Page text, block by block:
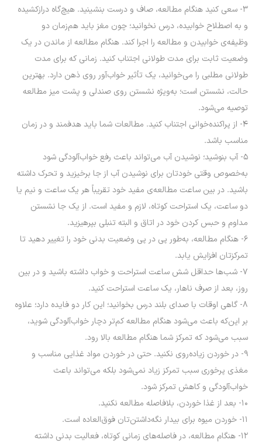
۳- سعی کنید هنگام مطالعه، صاف و درست بنشینید. هیچ‌گاه درازکشیده
و به اصطلاح خوابیده، درس نخوانید؛ چون مغز باید هم‌زمان دو
وظیفه‌ی خوابیدن و مطالعه را اجرا کند. هنگام مطالعه از ماندن در یک
وضعیت ثابت برای مدت طولانی اجتناب کنید. زمانی که برای مدت
طولانی مطلبی را می‌خوانید، یک تأثیر خواب‌آور روی ذهن دارد. بهترین
حالت، نشستن است؛ به‌ویژه نشستن روی صندلی و پشت میز مطالعه
توصیه می‌شود.
۴- از پراکنده‌خوانى اجتناب کنید. مطالعات شما باید هدفمند و در زمان
مناسب باشد.
۵- آب بنوشید؛ نوشیدن آب می‌تواند باعث رفع خواب‌آلودگی شود
به‌خصوص وقتی خودتان برای نوشیدن آب از جا برخیزید و تحرک داشته
باشید. در بین ساعت مطالعه‌ی مفید خود تقریباً هر یک ساعت و نیم یا
دو ساعت، یک استراحت کوتاه، لازم و مفید است. از یک جا نشستن
مداوم و حبس کردن خود در اتاق و البته تنبلی بپرهیزید.
۶- هنگام مطالعه، به‌طور پی در پی وضعیت بدنی خود را تغییر دهید تا
تمرکزتان افزایش یابد.
۷- شب‏‌ها حداقل شش ساعت استراحت و خواب داشته باشید و در بین
روز، بعد از صرف ناهار، یک ساعت استراحت کنید.
۸- گاهی اوقات با صدای بلند درس بخوانید؛ این کار دو فایده دارد؛ علاوه
بر این‌که باعث می‌شود هنگام مطالعه کم‌تر دچار خواب‌آلودگی شوید،
سبب می‌شود که تمرکز شما هنگام مطالعه بالا رود.
۹- در خوردن زیاده‌روی نکنید. حتی در خوردن مواد غذایی مناسب و
مغذی پرخوری سبب تمرکز زیاد نمی‌شود بلکه می‌تواند باعث
خواب‌آلودگی و کاهش تمرکز شود.
۱۰- بعد از غذا خوردن، بلافاصله مطالعه نکنید.
۱۱- خوردن میوه برای بیدار نگه‌داشتن‌تان فوق‌العاده است.
۱۲- هنگام مطالعه، در فاصله‌های زمانی کوتاه، فعالیت بدنی داشته